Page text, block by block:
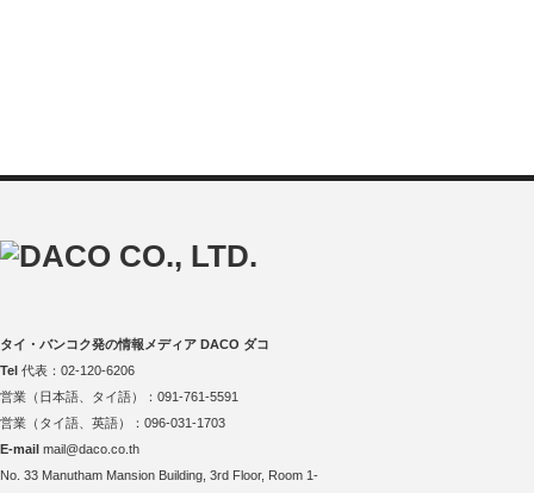
タイ・バンコク発の情報メディア DACO ダコ
Tel 代表：02-120-6206
営業（日本語、タイ語）：091-761-5591
営業（タイ語、英語）：096-031-1703
E-mail mail@daco.co.th
No. 33 Manutham Mansion Building, 3rd Floor, Room 1-